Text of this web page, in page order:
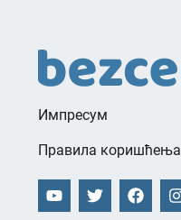
Импресум
Правила коришћења